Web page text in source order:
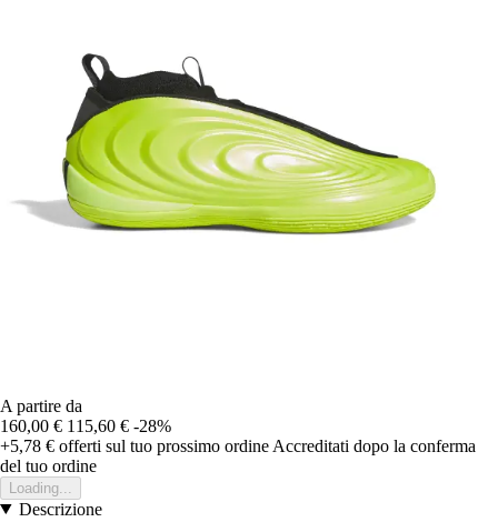
A partire da
160,00 € 115,60 € -28%
+5,78 € offerti sul tuo prossimo ordine Accreditati dopo la conferma
del tuo ordine
Loading...
Descrizione